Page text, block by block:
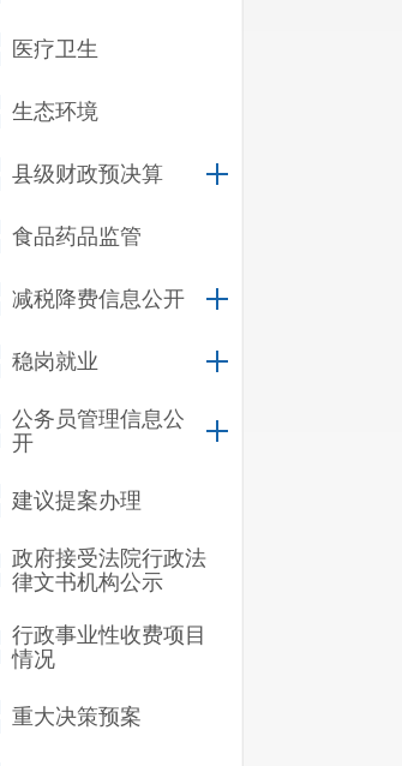
医疗卫生
生态环境
县级财政预决算
食品药品监管
减税降费信息公开
稳岗就业
公务员管理信息公
开
建议提案办理
政府接受法院行政法
律文书机构公示
行政事业性收费项目
情况
重大决策预案